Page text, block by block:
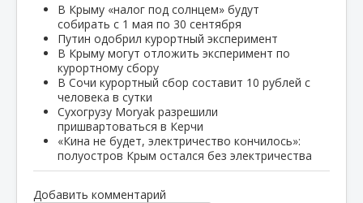
В Крыму «налог под солнцем» будут
собирать с 1 мая по 30 сентября
Путин одобрил курортный эксперимент
В Крыму могут отложить эксперимент по
курортному сбору
В Сочи курортный сбор составит 10 рублей с
человека в сутки
Сухогрузу Moryak разрешили
пришвартоваться в Керчи
«Кина не будет, электричество кончилось»:
полуостров Крым остался без электричества
Добавить комментарий